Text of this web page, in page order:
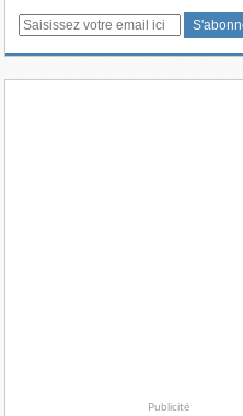
E
Publicité